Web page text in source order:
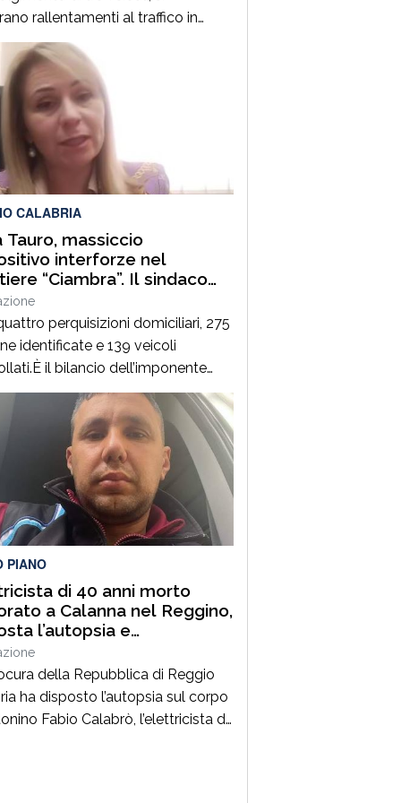
rallentamenti al traffico in
sud lungo la A2 “Autostrada del
nel tratto compreso tra gli
di Altilia Grimaldi (CS) e San
D’Aquino (CZ). Sul posto è
il personale Anas, il 118 e il
meccanico […]
CALABRIA
Tauro, massiccio
interforze nel
“Ciambra”. Il sindaco
“La Ciambra non è una
franca. Lo Stato c’è e si
perquisizioni domiciliari, 275
identificate e 139 veicoli
il bilancio dell’imponente
di controllo del territorio
il7 agosto nel quartiere
di Gioia Tauro, nell’ambito di un
straordinario ad “Alto Impatto”
per rafforzare la presenza delle
e contrastare ogni forma di
Un’azione massiccia e
che ha visto […]
PIANO
di 40 anni morto
a Calanna nel Reggino,
l’autopsia e
il furgone della
della Repubblica di Reggio
ha disposto l’autopsia sul corpo
Fabio Calabrò, l’elettricista di